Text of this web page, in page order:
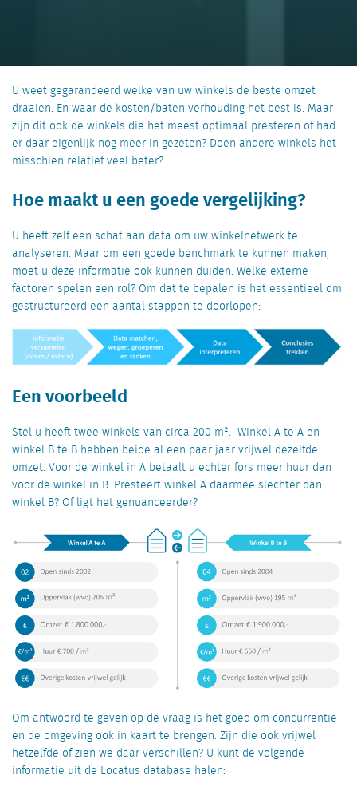
U weet gegarandeerd welke van uw winkels de beste omzet
draaien. En waar de kosten/baten verhouding het best is. Maar
zijn dit ook de winkels die het meest optimaal presteren of had
er daar eigenlijk nog meer in gezeten? Doen andere winkels het
misschien relatief veel beter?
Hoe maakt u een goede vergelijking?
U heeft zelf een schat aan data om uw winkelnetwerk te
analyseren. Maar om een goede benchmark te kunnen maken,
moet u deze informatie ook kunnen duiden. Welke externe
factoren spelen een rol? Om dat te bepalen is het essentieel om
gestructureerd een aantal stappen te doorlopen:
Een voorbeeld
Stel u heeft twee winkels van circa 200 m². Winkel A te A en
winkel B te B hebben beide al een paar jaar vrijwel dezelfde
omzet. Voor de winkel in A betaalt u echter fors meer huur dan
voor de winkel in B. Presteert winkel A daarmee slechter dan
winkel B? Of ligt het genuanceerder?
Om antwoord te geven op de vraag is het goed om concurrentie
en de omgeving ook in kaart te brengen. Zijn die ook vrijwel
hetzelfde of zien we daar verschillen? U kunt de volgende
informatie uit de Locatus database halen: